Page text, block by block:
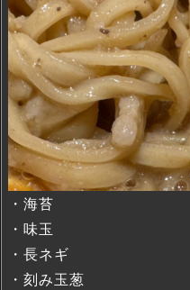
・海苔
・味玉
・長ネギ
・刻み玉葱